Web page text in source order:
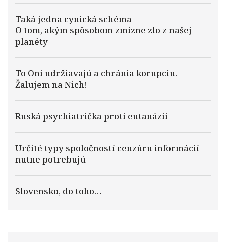
Taká jedna cynická schéma
O tom, akým spôsobom zmizne zlo z našej
planéty
To Oni udržiavajú a chránia korupciu.
Žalujem na Nich!
Ruská psychiatrička proti eutanázii
Určité typy spoločností cenzúru informácií
nutne potrebujú
Slovensko, do toho…